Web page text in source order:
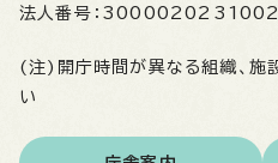
法人番号： 3000020231002
(注)開庁時間が異なる組織、施
い